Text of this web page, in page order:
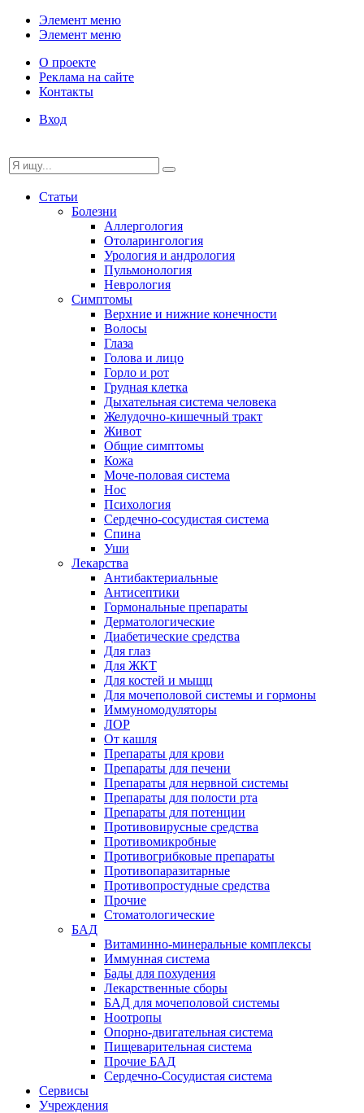
Элемент меню
Элемент меню
О проекте
Реклама на сайте
Контакты
Вход
Статьи
Болезни
Аллергология
Отоларингология
Урология и андрология
Пульмонология
Неврология
Симптомы
Верхние и нижние конечности
Волосы
Глаза
Голова и лицо
Горло и рот
Грудная клетка
Дыхательная система человека
Желудочно-кишечный тракт
Живот
Общие симптомы
Кожа
Моче-половая система
Нос
Психология
Сердечно-сосудистая система
Спина
Уши
Лекарства
Антибактериальные
Антисептики
Гормональные препараты
Дерматологические
Диабетические средства
Для глаз
Для ЖКТ
Для костей и мыщц
Для мочеполовой системы и гормоны
Иммуномодуляторы
ЛОР
От кашля
Препараты для крови
Препараты для печени
Препараты для нервной системы
Препараты для полости рта
Препараты для потенции
Противовирусные средства
Противомикробные
Противогрибковые препараты
Противопаразитарные
Противопростудные средства
Прочие
Стоматологические
БАД
Витаминно-минеральные комплексы
Иммунная система
Бады для похудения
Лекарственные сборы
БАД для мочеполовой системы
Ноотропы
Опорно-двигательная система
Пищеварительная система
Прочие БАД
Сердечно-Сосудистая система
Сервисы
Учреждения